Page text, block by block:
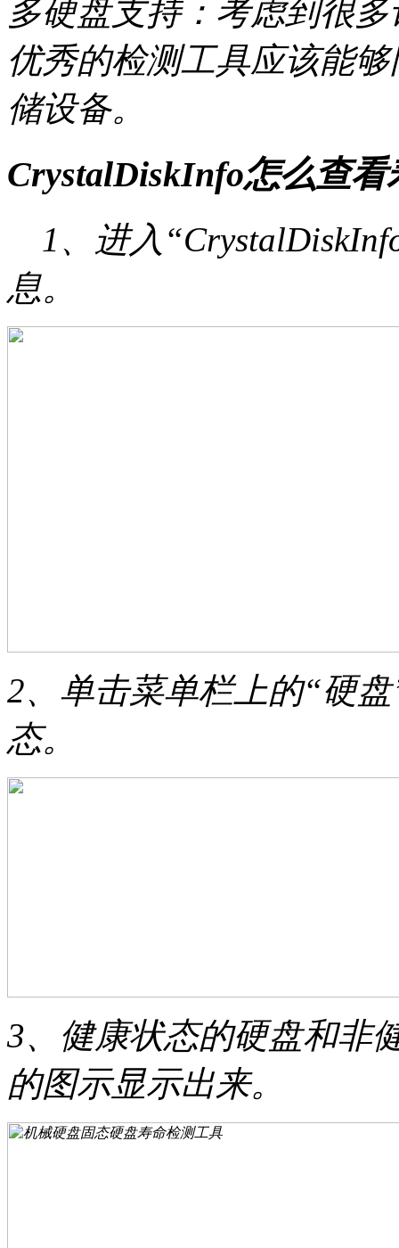
多硬盘支持：考虑到很
优秀的检测工具应该能
储设备。
CrystalDiskInfo怎么查看
1、进入
息。
2、单击菜单栏上的“硬
态。
3、健康状态的硬盘和非
的图示显示出来。